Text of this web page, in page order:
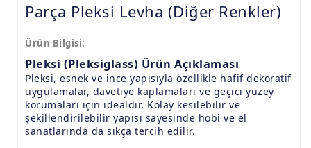
Parça Pleksi Levha (Diğer Renkler)
Ürün Bilgisi:
Pleksi (Pleksiglass) Ürün Açıklaması
Pleksi, esnek ve ince yapısıyla özellikle hafif dekoratif
uygulamalar, davetiye kaplamaları ve geçici yüzey
korumaları için idealdir. Kolay kesilebilir ve
şekillendirilebilir yapısı sayesinde hobi ve el
sanatlarında da sıkça tercih edilir.